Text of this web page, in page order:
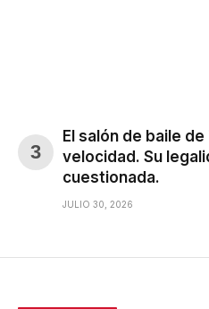
El salón de baile
velocidad. Su
cuestionada.
JULIO 30, 2026